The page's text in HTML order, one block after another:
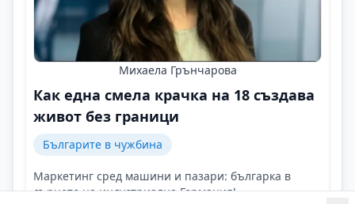
Михаела Грънчарова
Как една смела крачка на 18 създава
живот без граници
Българите в чужбина
Маркетинг сред машини и пазари: българка в
сърцето на индустриална Германия!